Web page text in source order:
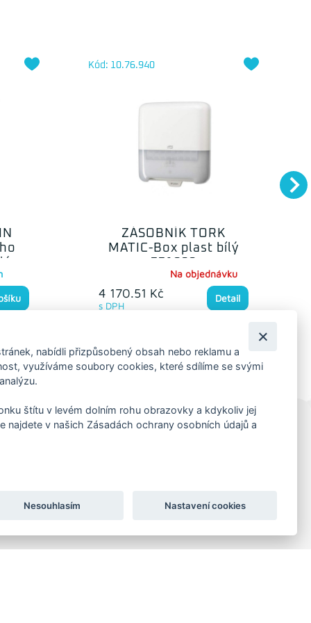
ZÁSOBNÍK TORK
MATIC-Box plast bílý
Kód: 10.76.940
4 170.51 Kč
s DPH
Na objednávku
Detail
nabídli přizpůsobený obsah nebo reklamu a
využíváme soubory cookies, které sdílíme se svými
štítu v levém dolním rohu obrazovky a kdykoliv jej
najdete v našich Zásadách ochrany osobních údajů a
Nesouhlasím Nastavení cookies